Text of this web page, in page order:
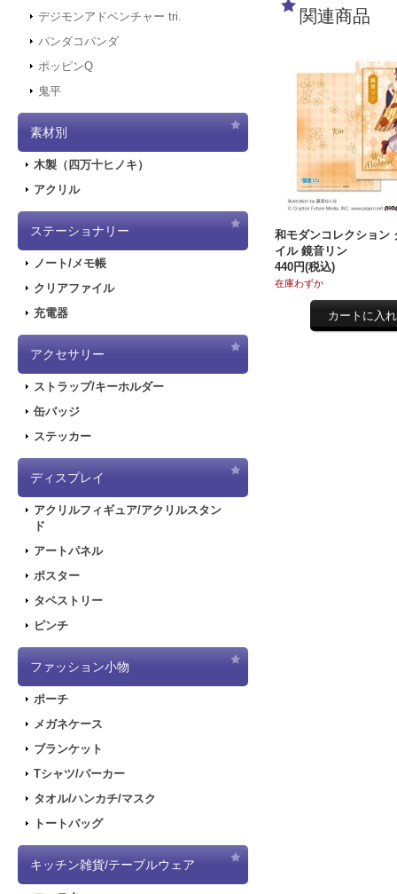
デジモンアドベンチャー tri.
パンダコパンダ
ポッピンQ
鬼平
素材別
木製（四万十ヒノキ）
アクリル
ステーショナリー
ノート/メモ帳
クリアファイル
充電器
アクセサリー
ストラップ/キーホルダー
缶バッジ
ステッカー
ディスプレイ
アクリルフィギュア/アクリルスタン
ド
アートパネル
ポスター
タペストリー
ピンチ
ファッション小物
ポーチ
メガネケース
ブランケット
Tシャツ/パーカー
タオル/ハンカチ/マスク
トートバッグ
キッチン雑貨/テーブルウェア
関連商品
和モダンコレクション
イル 鏡音リン
440円(税込)
在庫わずか